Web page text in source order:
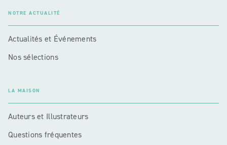
NOTRE ACTUALITÉ
Actualités et Événements
Nos sélections
LA MAISON
Auteurs et Illustrateurs
Questions fréquentes